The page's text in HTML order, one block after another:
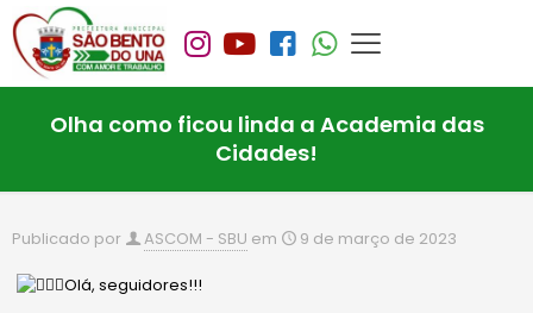
Olha como ficou linda a Academia das
Cidades!
Publicado por ASCOM - SBU em 9 de março de 2023
Olá, seguidores!!!